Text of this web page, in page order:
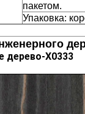
пакетом.
Упаковка:
дерево-X0333